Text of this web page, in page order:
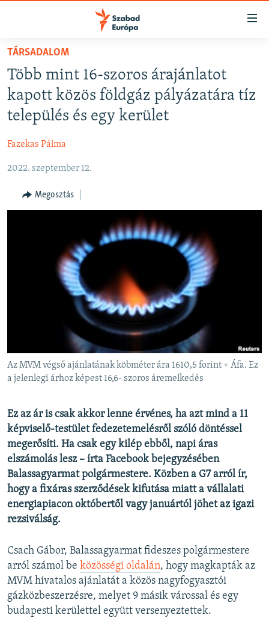
Akadálymentes
Ugrás
oldalra
Ugrás
tartalomjegyzékre
NAPIRENDEN
PODCASTOK
ELEMZŐ
NER15
SZABADON
A PÉNZ NYOMÁBAN
EURÓPAI UNIÓ
A MÚLT TANULSÁGAI
KÖVESSEN MINKET!
Valamennyi RFE/RL weboldal
TÁRSADALOM
Több mint 16-szoros árajánlatot
kapott közös földgáz pályázatára tíz
település és egy kerület
Fazekas Pálma
2022. szeptember 12.
Megosztás
Az MVM végső ajánlatának köbméter ára 1610,5 forint + Áfa. Ez
a jelenlegi árhoz képest 16,6- szoros áremelkedés
Ez az ár is csak akkor lenne érvénes, ha azt mind a 11
képviselő-testület fedezetemelésről szóló döntéssel
megerősíti. Ha csak egy kilép ebből, napi áras
elszámolás lesz – írta Facebook bejegyzésében
Balassagyarmat polgármestere. Közben a G7 arról ír,
hogy a fixáras szerződések kifutása miatt a vállalati
energiapiacon októbertől vagy januártól jöhet az igazi
rezsiválság.
Csach Gábor, Balassagyarmat fideszes polgármestere
arról számol be közösségi oldalán, hogy magkapták az
MVM hivatalos ajánlatát a közös nagyfogyasztói
gázközbeszerzésre, melyet 9 másik várossal és egy
budapesti kerülettel együtt versenyeztettek.
FELIRATKOZÁS